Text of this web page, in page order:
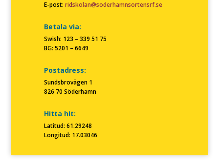
E-post: ridskolan@soderhamnsortensrf.se
Betala via:
Swish: 123 – 339 51 75
BG: 5201 – 6649
Postadress:
Sundsbrovägen 1
826 70 Söderhamn
Hitta hit:
Latitud: 61.29248
Longitud: 17.03046